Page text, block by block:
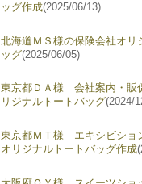
ッグ作成(2025/06/13)
北海道ＭＳ様の保険会社オリ
ッグ(2025/06/05)
東京都ＤＡ様 会社案内・販
リジナルトートバッグ(2024/
東京都ＭＴ様 エキシビショ
オリジナルトートバッグ作成